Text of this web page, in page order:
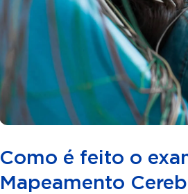
Como é feito o
Mapeamento